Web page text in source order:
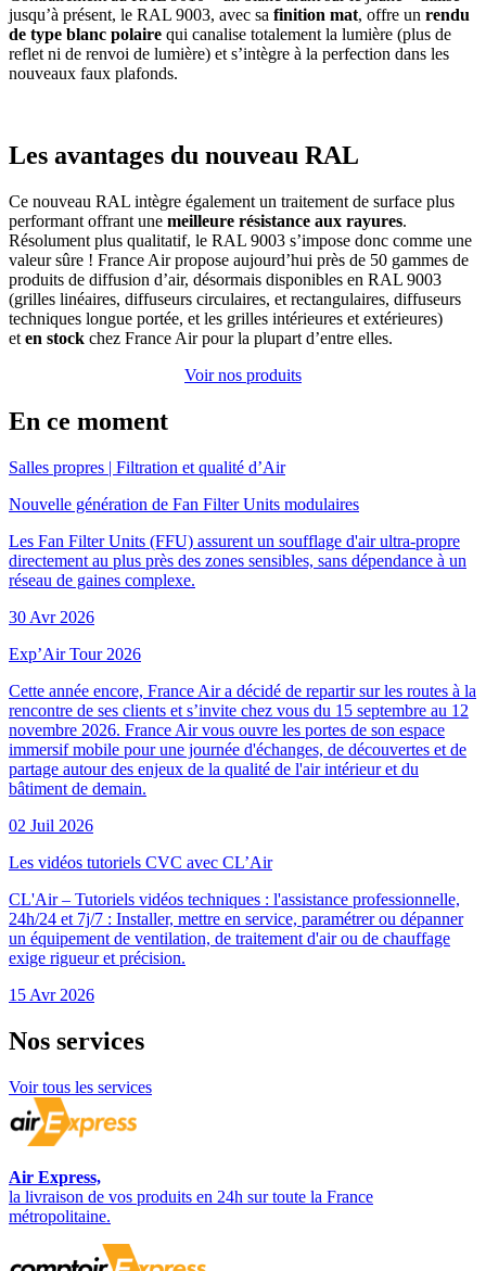
jusqu’à présent, le RAL 9003, avec sa finition mat, offre un rendu
de type blanc polaire qui canalise totalement la lumière (plus de
reflet ni de renvoi de lumière) et s’intègre à la perfection dans les
nouveaux faux plafonds.
Les avantages du nouveau RAL
Ce nouveau RAL intègre également un traitement de surface plus
performant offrant une meilleure résistance aux rayures.
Résolument plus qualitatif, le RAL 9003 s’impose donc comme une
valeur sûre ! France Air propose aujourd’hui près de 50 gammes de
produits de diffusion d’air, désormais disponibles en RAL 9003
(grilles linéaires, diffuseurs circulaires, et rectangulaires, diffuseurs
techniques longue portée, et les grilles intérieures et extérieures)
et en stock chez France Air pour la plupart d’entre elles.
Voir nos produits
En ce moment
Salles propres | Filtration et qualité d’Air
Nouvelle génération de Fan Filter Units modulaires
Les Fan Filter Units (FFU) assurent un soufflage d'air ultra-propre
directement au plus près des zones sensibles, sans dépendance à un
réseau de gaines complexe.
30 Avr 2026
Exp’Air Tour 2026
Cette année encore, France Air a décidé de repartir sur les routes à la
rencontre de ses clients et s’invite chez vous du 15 septembre au 12
novembre 2026. France Air vous ouvre les portes de son espace
immersif mobile pour une journée d'échanges, de découvertes et de
partage autour des enjeux de la qualité de l'air intérieur et du
bâtiment de demain.
02 Juil 2026
Les vidéos tutoriels CVC avec CL’Air
CL'Air – Tutoriels vidéos techniques : l'assistance professionnelle,
24h/24 et 7j/7 : Installer, mettre en service, paramétrer ou dépanner
un équipement de ventilation, de traitement d'air ou de chauffage
exige rigueur et précision.
15 Avr 2026
Nos services
Voir tous les services
Air Express,
la livraison de vos produits en 24h sur toute la France
métropolitaine.